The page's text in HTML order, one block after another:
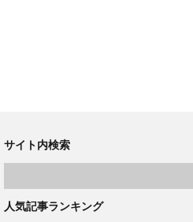
サイト内検索
人気記事ランキング